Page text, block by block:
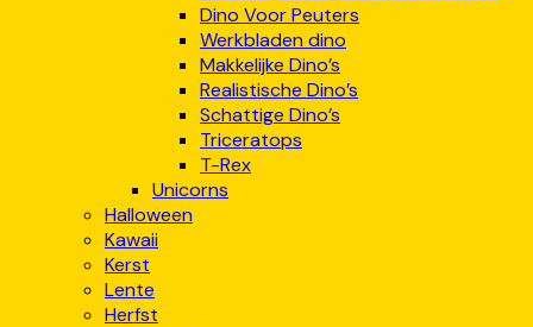
Dino Voor Peuters
Werkbladen dino
Makkelijke Dino’s
Realistische Dino’s
Schattige Dino’s
Triceratops
T-Rex
Unicorns
Halloween
Kawaii
Kerst
Lente
Herfst